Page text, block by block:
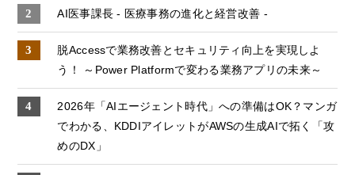
AI医事課長 - 医療事務の進化と経営改善 -
脱Accessで業務改善とセキュリティ向上を実現しよ
う！ ～Power Platformで変わる業務アプリの未来～
2026年「AIエージェント時代」への準備はOK？マンガ
でわかる、KDDIアイレットがAWSの生成AIで拓く「攻
めのDX」